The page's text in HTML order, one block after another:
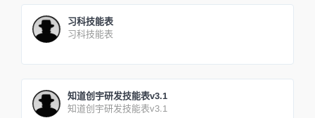
习科技能表
习科技能表
知道创宇研发技能表v3.1
知道创宇研发技能表v3.1